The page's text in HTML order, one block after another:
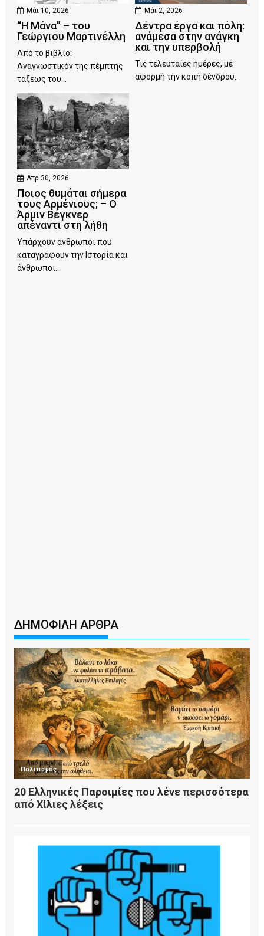
Μάι 10, 2026
“Η Μάνα” – του
Γεώργιου Μαρτινέλλη
Από το βιβλίο:
Αναγνωστικόν της πέμπτης
τάξεως του...
Μάι 2, 2026
Δέντρα έργα και πόλη:
ανάμεσα στην ανάγκη
και την υπερβολή
Τις τελευταίες ημέρες, με
αφορμή την κοπή δένδρου...
Απρ 30, 2026
Ποιος θυμάται σήμερα
τους Αρμένιους; – Ο
Άρμιν Βέγκνερ
απέναντι στη λήθη
Υπάρχουν άνθρωποι που
καταγράφουν την Ιστορία και
άνθρωποι...
ΔΗΜΟΦΙΛΗ ΑΡΘΡΑ